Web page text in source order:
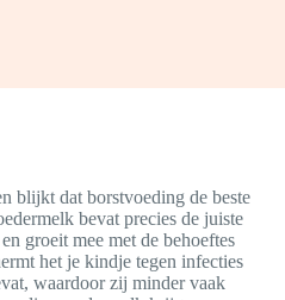
blijkt dat borstvoeding de beste
bevat precies de juiste
groeit mee met de behoeftes
het je kindje tegen infecties
waardoor zij minder vaak